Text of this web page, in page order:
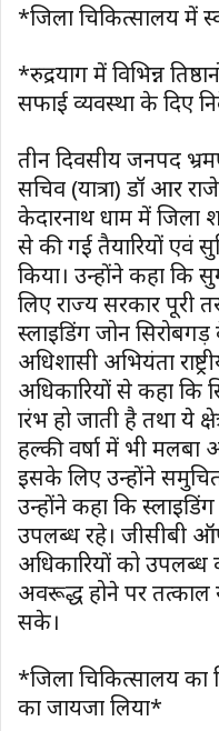
*जिला चिकित्सालय में
*रुद्रप्रयाग में विभिन्न
सफाई व्यवस्था के दिए
तीन दिवसीय जनपद
सचिव (यात्रा) डॉ आर
केदारनाथ धाम में जिला
से की गई तैयारियों एवं
किया। उन्होंने कहा कि
लिए राज्य सरकार पूरी
स्लाइडिंग जोन सिरोबगड़
अधिशासी अभियंता
अधिकारियों से कहा कि
प्रारंभ हो जाती है तथा
हल्की वर्षा में भी मलबा
इसके लिए उन्होंने
उन्होंने कहा कि
उपलब्ध रहे। जीसीबी
अधिकारियों को उपलब्ध
अवरूद्ध होने पर तत्काल
सके।
*जिला चिकित्सालय का
का जायजा लिया*